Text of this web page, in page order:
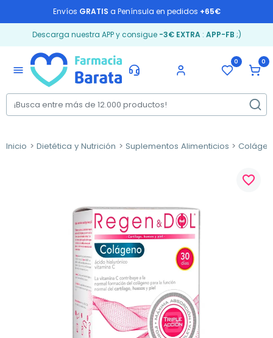
Envíos GRATIS a Península en pedidos +65€
Descarga nuestra APP y consigue -3€ EXTRA: APP-FB ;)
menu
0 0
Inicio Dietética y Nutrición Suplementos Alimenticios
favorite_border